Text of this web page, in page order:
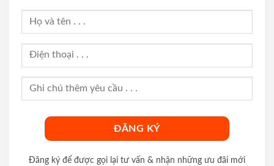
Đăng ký để được gọi lại tư vấn & nhận những ưu đãi mới